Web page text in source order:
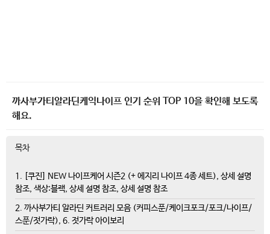
까사부가티알라딘케익나이프 인기 순위 TOP 10을 확인해 보도록
해요.
목차
1. [쿠진] NEW 나이프케어 시즌2 (+ 에지리 나이프 4종 세트), 상세 설명
참조, 색상:블랙, 상세 설명 참조, 상세 설명 참조
2. 까사부가티 알라딘 커트러리 모음 (커피스푼/케이크포크/포크/나이프/
스푼/젓가락), 6. 젓가락 아이보리